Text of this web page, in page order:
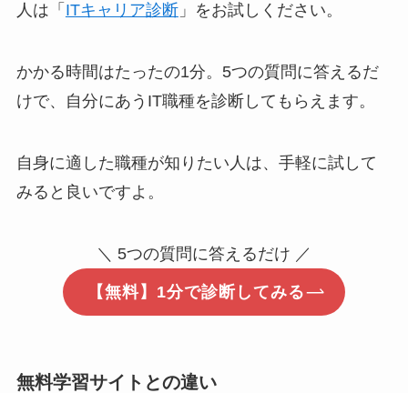
人は「 ITキャリア診断」をお試しください。
かかる時間はたったの1分。5つの質問に答えるだ
けで、自分にあうIT職種を診断してもらえます。
自身に適した職種が知りたい人は、手軽に試して
みると良いですよ。
＼ 5つの質問に答えるだけ ／
【無料】1分で診断してみる
無料学習サイトとの違い